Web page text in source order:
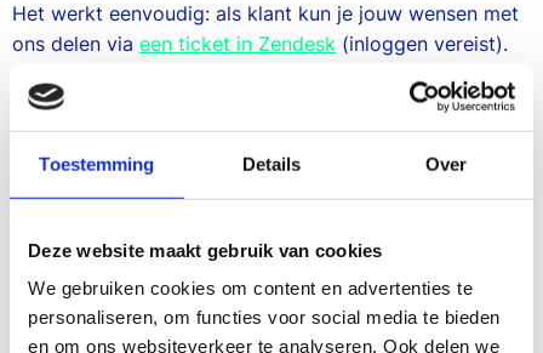
Toestemming Details Over
Deze website maakt gebruik van cookies
We gebruiken cookies om content en advertenties te
personaliseren, om functies voor social media te bieden
en om ons websiteverkeer te analyseren. Ook delen we
Het werkt eenvoudig: als klant kun je jouw wensen met
ons delen via een ticket in Zendesk (inloggen vereist).
Ons productteam beoordeelt deze wensen op
haalbaarheid en de mogelijke impact op veel scholen.
Als jouw wens door deze beoordeling komt, komt hij op
de lijst van kanshebbers.
Elk kwartaal kiezen we ongeveer 10 wensen van deze
via ons productboard, waarop jullie per school 1 stem
kunnen uitbrengen. Na de stemronde worden een of